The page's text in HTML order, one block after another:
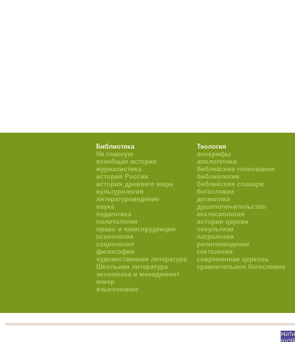
Библиотека
На главную
всеобщая история
журналистика
история России
история древнего мира
культурология
литературоведение
наука
педагогика
политология
право и юриспруденция
психология
социология
философия
художественная литература
Школьная литература
экономика и менеджмент
юмор
языкознание
Теология
апокрифы
апологетика
библейские толкования
библиология
библейские словари
богословие
догматика
душепопечительство
екклесиология
история церкви
оккультизм
патрология
религиоведение
сектология
современная церковь
сравнительное богословие